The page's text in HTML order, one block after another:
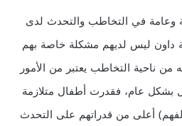
في التخاطب والتحدث لدى
داون ليس لديهم مشكلة خاصة بهم
من ناحية التخاطب يعتبر من الأمور
بشكل عام، فقدرت أطفال متلازمة
أعلى من قدراتهم على التحدث